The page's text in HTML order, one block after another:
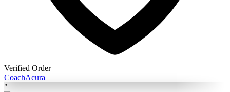
Verified Order
CoachAcura
"